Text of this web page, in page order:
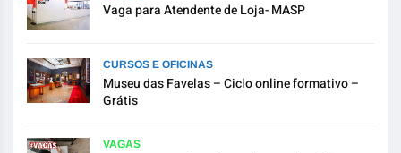
Vaga para Atendente de Loja- MASP
CURSOS E OFICINAS
Museu das Favelas – Ciclo online formativo –
Grátis
VAGAS